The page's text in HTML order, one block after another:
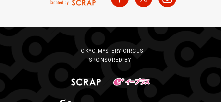
TOKYO MYSTERY CIRCUS
SPONSORED BY